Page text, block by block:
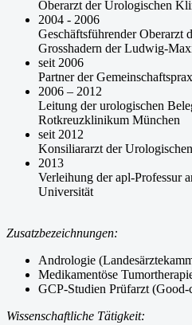
Oberarzt der Urologischen
2004 - 2006
Geschäftsführender
Grosshadern der Ludwig-
seit 2006
Partner der
2006 – 2012
Leitung der urologischen
Rotkreuzklinikum München
seit 2012
Konsiliararzt der
2013
Verleihung der apl-Professur
Universität
Zusatzbezeichnungen:
Andrologie
Medikamentöse
GCP-Studien Prüfarzt
Wissenschaftliche Tätigkeit: